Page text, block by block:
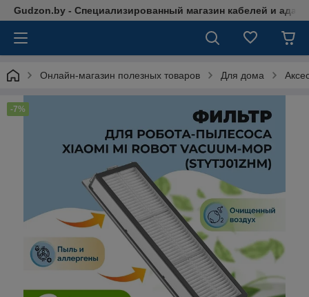
Gudzon.by - Специализированный магазин кабелей и
Онлайн-магазин полезных товаров Для дома
-7%